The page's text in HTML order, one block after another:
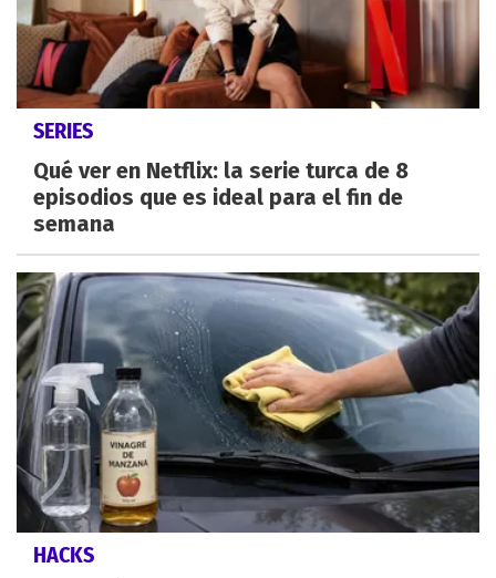
SERIES
Qué ver en Netflix: la serie turca de 8
episodios que es ideal para el fin de
semana
HACKS